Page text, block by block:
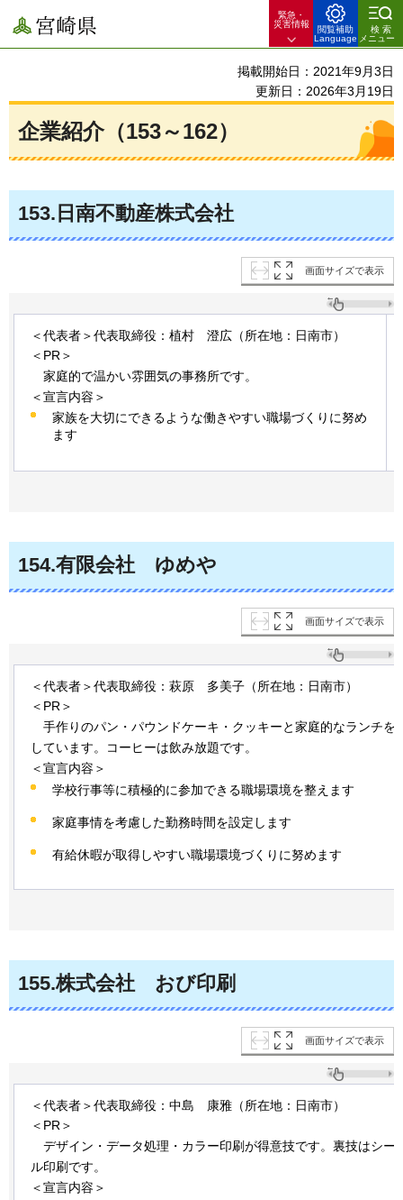
宮崎県
緊急・
災害情報
閲覧補助
Language
検索
メニュー
掲載開始日：2021年9月3日
更新日：2026年3月19日
企業紹介（153～162）
153.日南不動産株式会社
画面サイズで表示
＜代表者＞代表取締役：植村 澄広 （所在地：日南市）
＜PR＞
家庭的で温かい雰囲気の事務所です。
＜宣言内容＞
家族を大切にできるような働きやすい職場づくりに努め
ます
154.有限会社 ゆめや
画面サイズで表示
＜代表者＞代表取締役：萩原 多美子 （所在地：日南市）
＜PR＞
手作りのパン・パウンドケーキ・クッキーと家庭的なランチを
しています。コーヒーは飲み放題です。
＜宣言内容＞
学校行事等に積極的に参加できる職場環境を整えます
家庭事情を考慮した勤務時間を設定します
有給休暇が取得しやすい職場環境づくりに努めます
155.株式会社 おび印刷
画面サイズで表示
＜代表者＞代表取締役：中島 康雅 （所在地：日南市）
＜PR＞
デザイン・ データ処理・カラー印刷が得意技です。裏技はシー
ル印刷です。
＜宣言内容＞